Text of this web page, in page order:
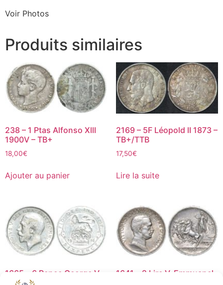
Voir Photos
Produits similaires
238 – 1 Ptas Alfonso XIII
1900V – TB+
18,00€
Ajouter au panier
2169 – 5F Léopold II 1873 –
TB+/TTB
17,50€
Lire la suite
1665 – 6 Pence George V –
1916 – TB+/TTB
1641 – 2 Lire V. Emmuanel